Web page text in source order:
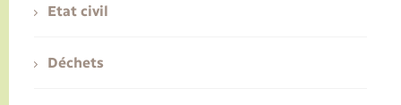
Etat civil
Déchets